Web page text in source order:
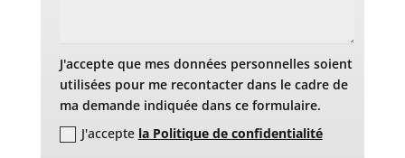
J'accepte que mes données personnelles soient
utilisées pour me recontacter dans le cadre de
ma demande indiquée dans ce formulaire.
J'accepte la Politique de confidentialité